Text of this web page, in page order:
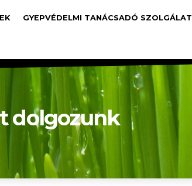
GYEPVÉDELMI TANÁCSADÓ SZOLGÁLAT
dolgozunk